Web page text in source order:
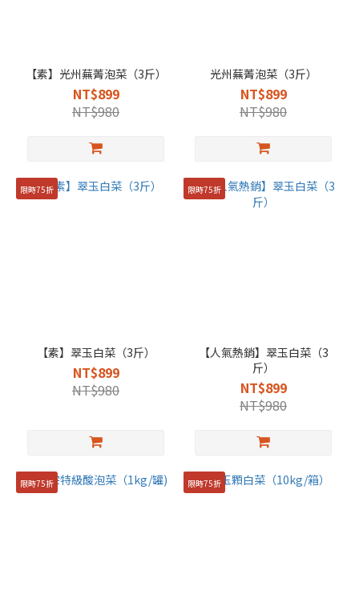
【素】光州蕪菁泡菜（3斤）
NT$899
NT$980
光州蕪菁泡菜（3斤）
NT$899
NT$980
限時75折
【素】翠玉白菜（3斤）
NT$899
NT$980
限時75折
【人氣熱銷】翠玉白菜（3
斤）
NT$899
NT$980
限時75折 限時75折